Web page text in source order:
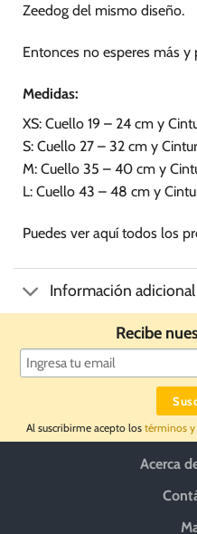
Zeedog del mismo diseño.
Entonces no esperes más
Medidas:
XS: Cuello 19 – 24 cm y
S: Cuello 27 – 32 cm y
M: Cuello 35 – 40 cm y
L: Cuello 43 – 48 cm y
Puedes ver aquí todos los
Información adicional
Recibe
Al suscribirme acepto los términos
Acerca